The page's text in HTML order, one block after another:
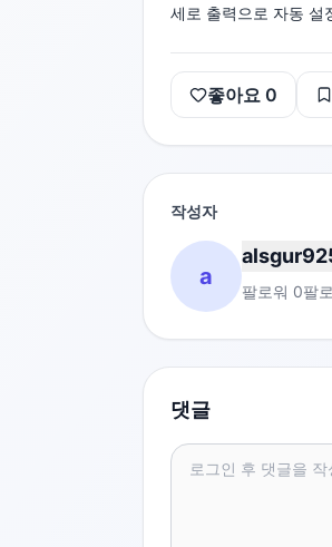
세로 출력으로 자동 설
좋아요 0
작성자
a
팔로워 0팔
댓글